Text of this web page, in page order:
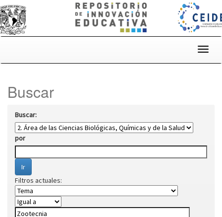
Buscar
Buscar:
por
Filtros actuales: